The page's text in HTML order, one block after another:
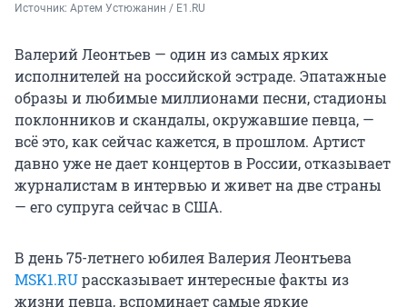
Источник: Артем Устюжанин / E1.RU
Валерий Леонтьев — один из самых ярких
исполнителей на российской эстраде. Эпатажные
образы и любимые миллионами песни, стадионы
поклонников и скандалы, окружавшие певца, —
всё это, как сейчас кажется, в прошлом. Артист
давно уже не дает концертов в России, отказывает
журналистам в интервью и живет на две страны
— его супруга сейчас в США.
В день 75-летнего юбилея Валерия Леонтьева
MSK1.RUрассказывает интересные факты из
жизни певца, вспоминает самые яркие